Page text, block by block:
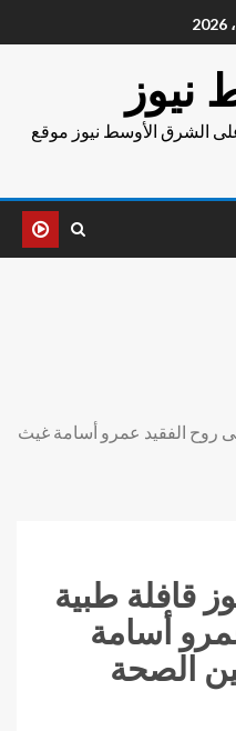
نيوز
الشرق الأوسط نيوز موقع
روح الفقيد عمرو أسامة غيث
قافلة طبية
أسامة
الصحة